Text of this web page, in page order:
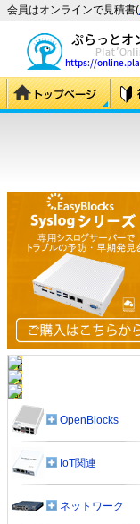
会員はオンラインで見積書(
OpenBlocks
IoT関連
ネットワーク